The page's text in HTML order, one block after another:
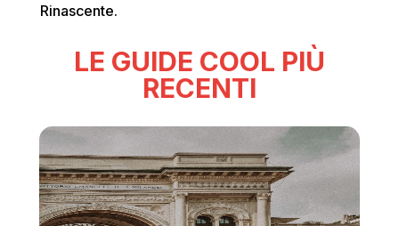
Rinascente.
LE GUIDE COOL PIÙ
RECENTI